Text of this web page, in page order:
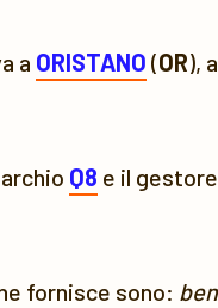
a ORISTANO (OR),
Q8 e il
fornisce sono: